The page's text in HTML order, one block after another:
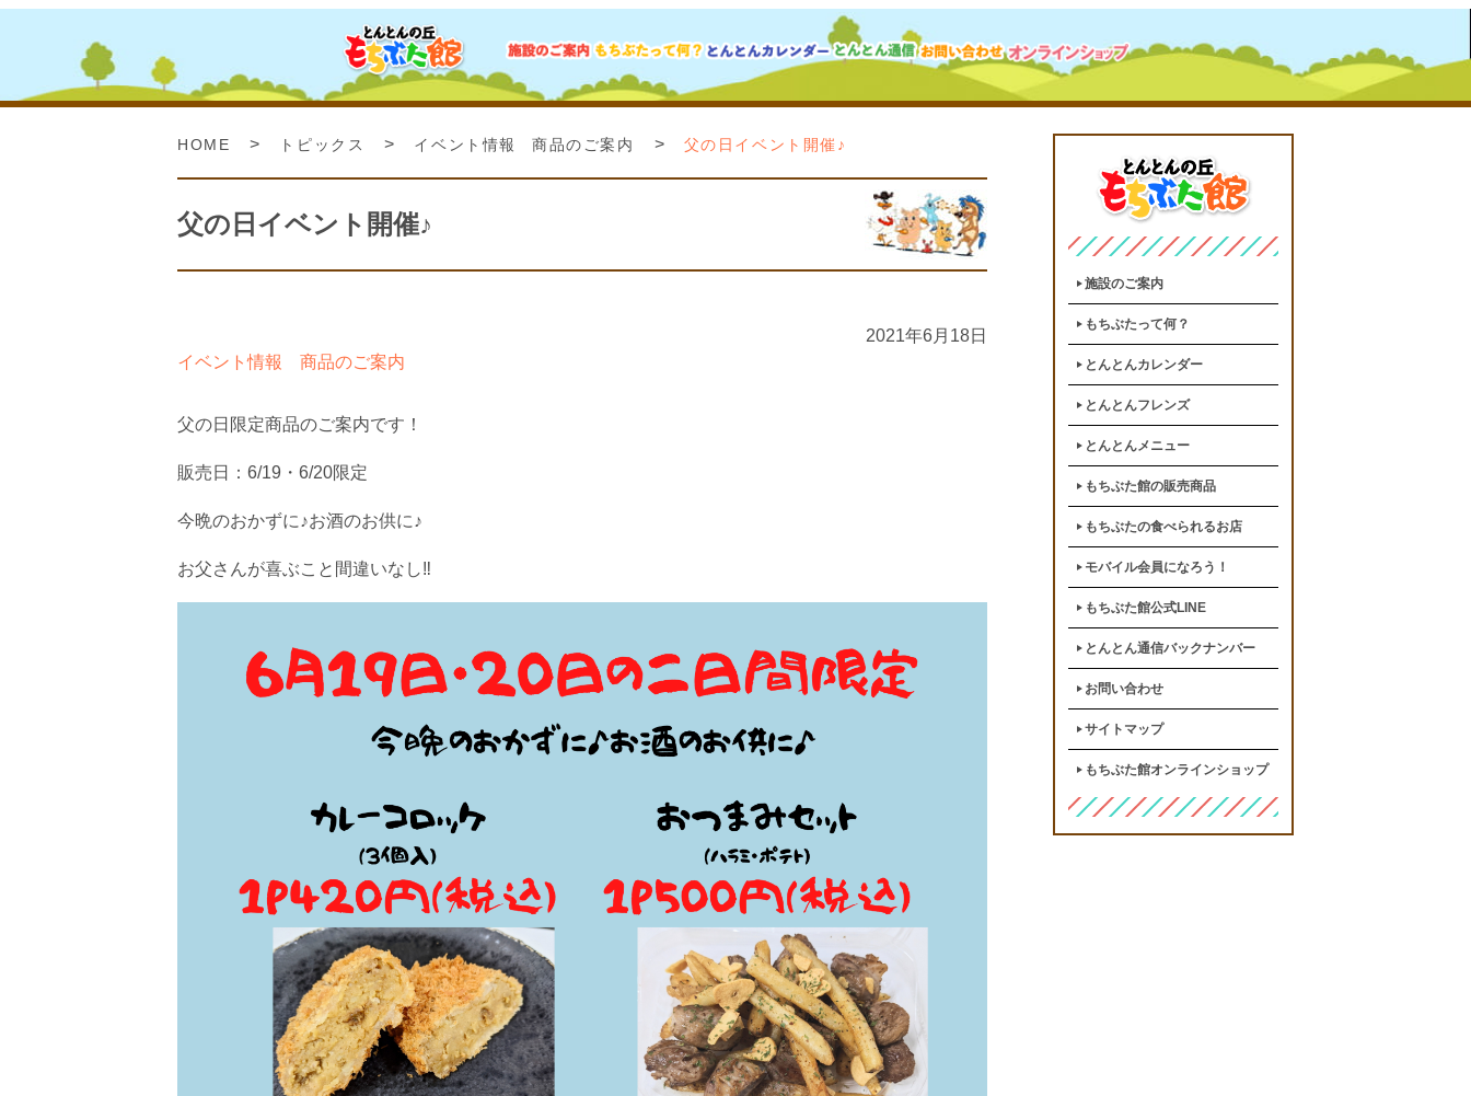
HOME > トピックス > イベント情報 商品のご案内 > 父の日イベント開催♪
父の日イベント開催♪
2021年6月18日
イベント情報
商品のご案内
父の日限定商品のご案内です！
販売日：6/19・6/20限定
今晩のおかずに♪お酒のお供に♪
お父さんが喜ぶこと間違いなし‼
施設のご案内
もちぶたって何？
とんとんカレンダー
とんとんフレンズ
とんとんメニュー
もちぶた館の販売商品
もちぶたの食べられるお店
モバイル会員になろう！
もちぶた館公式LINE
とんとん通信バックナンバー
お問い合わせ
サイトマップ
もちぶた館オンラインショップ